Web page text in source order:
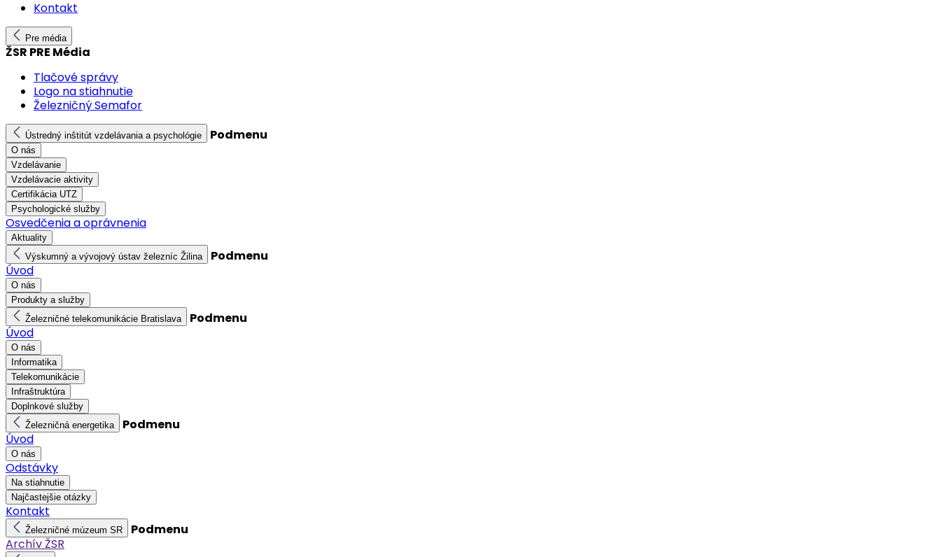
Kontakt
Pre média
ŽSR PRE Média
Tlačové správy
Logo na stiahnutie
Železničný Semafor
Ústredný inštitút vzdelávania a psychológie Podmenu
O nás
Vzdelávanie
Vzdelávacie aktivity
Certifikácia UTZ
Psychologické služby
Osvedčenia a oprávnenia
Aktuality
Výskumný a vývojový ústav železníc Žilina
Podmenu
Úvod
O nás
Produkty a služby
Železničné telekomunikácie Bratislava
Podmenu
Úvod
O nás
Informatika
Telekomunikácie
Infraštruktúra
Doplnkové služby
Železničná energetika
Podmenu
Úvod
O nás
Odstávky
Na stiahnutie
Najčastejšie otázky
Kontakt
Železničné múzeum SR
Podmenu
Archív ŽSR